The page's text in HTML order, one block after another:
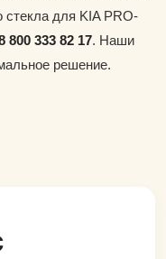
стекла для KIA PRO-
800 333 82 17. Наши
решение.